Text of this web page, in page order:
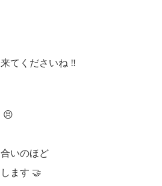
てくださいね ‼
😣
いのほど
ます 🤝